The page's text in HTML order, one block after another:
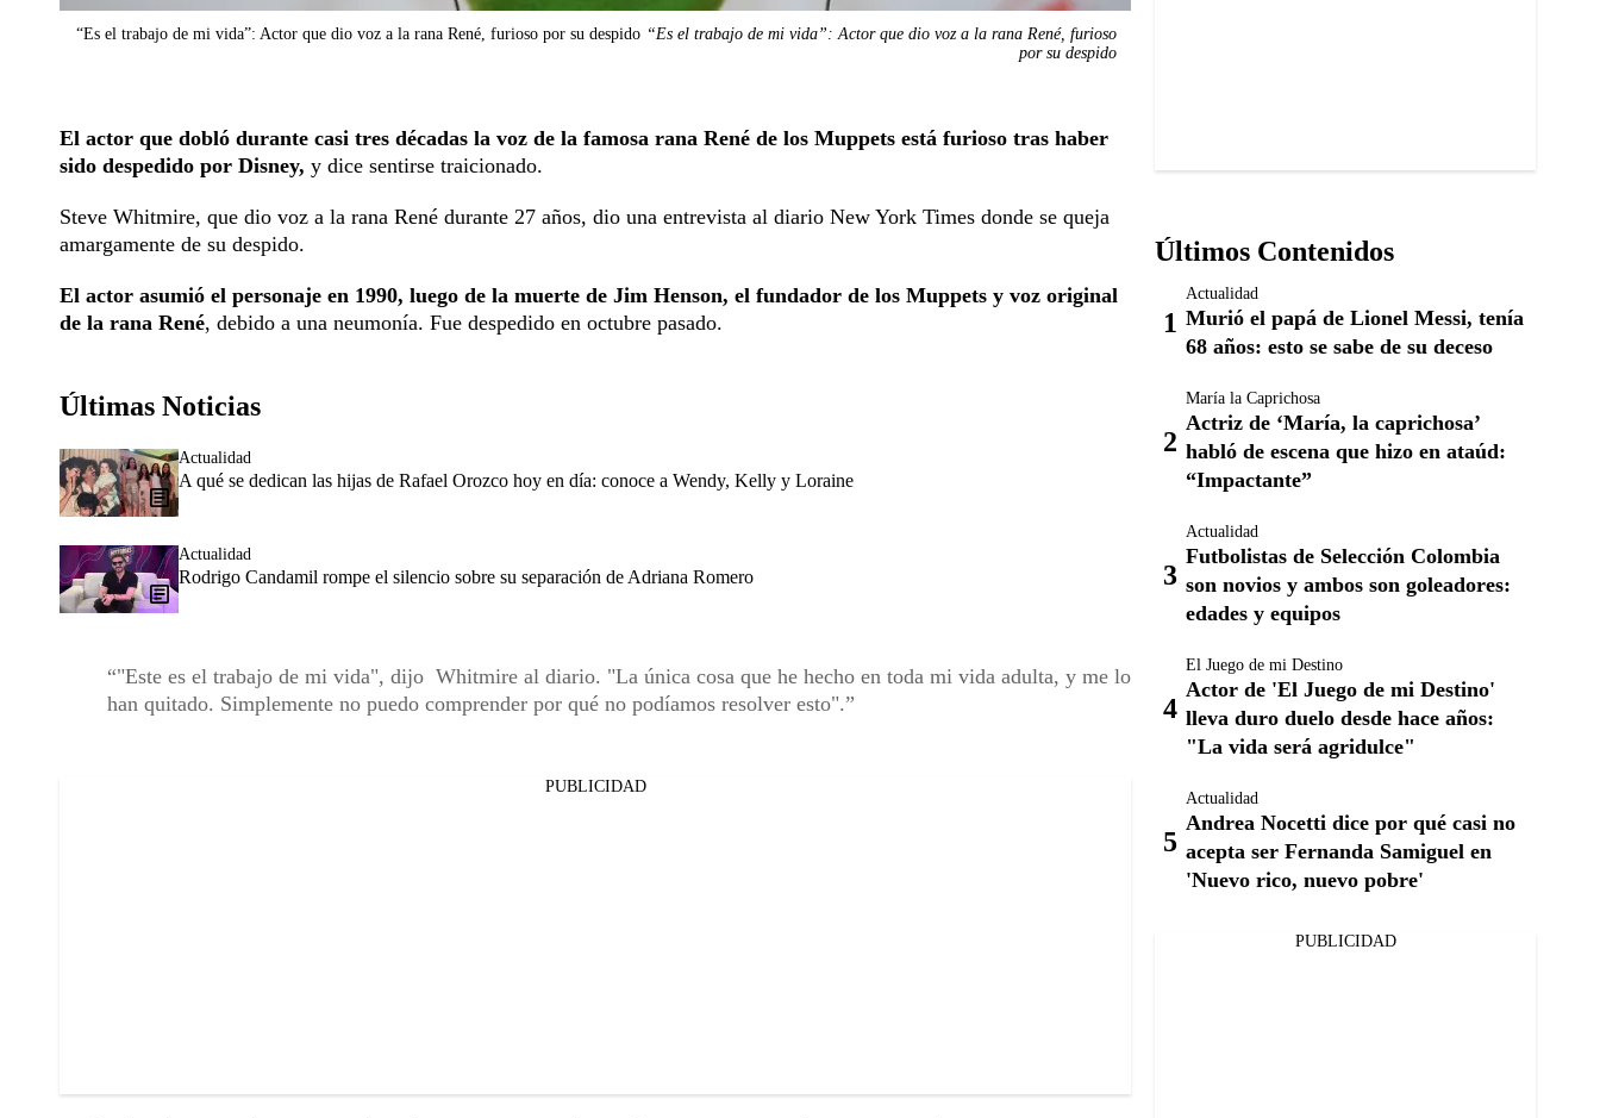
“Es el trabajo de mi vida”: Actor que dio voz a la rana René, furioso por su despido “Es el trabajo de mi vida”: Actor que dio voz a la rana René, furioso
por su despido
El actor que dobló durante casi tres décadas la voz de la famosa rana René de los Muppets está furioso tras haber
sido despedido por Disney, y dice sentirse traicionado.
Steve Whitmire, que dio voz a la rana René durante 27 años, dio una entrevista al diario New York Times donde se queja
amargamente de su despido.
El actor asumió el personaje en 1990, luego de la muerte de Jim Henson, el fundador de los Muppets y voz original
de la rana René, debido a una neumonía. Fue despedido en octubre pasado.
Últimas Noticias
Actualidad
A qué se dedican las hijas de Rafael Orozco hoy en día: conoce a Wendy, Kelly y Loraine
Actualidad
Rodrigo Candamil rompe el silencio sobre su separación de Adriana Romero
"Este es el trabajo de mi vida", dijo Whitmire al diario. "La única cosa que he hecho en toda mi vida adulta, y me lo
han quitado. Simplemente no puedo comprender por qué no podíamos resolver esto".
PUBLICIDAD
Últimos Contenidos
Actualidad
Murió el papá de Lionel Messi, tenía
68 años: esto se sabe de su deceso
María la Caprichosa
Actriz de ‘María, la caprichosa’
habló de escena que hizo en ataúd:
“Impactante”
Actualidad
Futbolistas de Selección Colombia
son novios y ambos son goleadores:
edades y equipos
El Juego de mi Destino
Actor de 'El Juego de mi Destino'
lleva duro duelo desde hace años:
"La vida será agridulce"
Actualidad
Andrea Nocetti dice por qué casi no
acepta ser Fernanda Samiguel en
'Nuevo rico, nuevo pobre'
PUBLICIDAD